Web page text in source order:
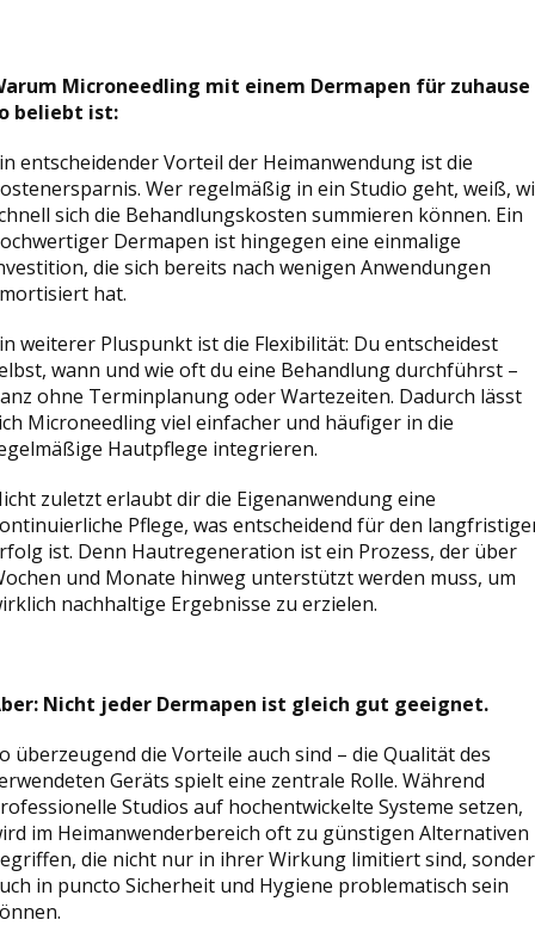
Microneedling mit einem Dermapen für zuhause
beliebt ist:
entscheidender Vorteil der Heimanwendung ist die
Wer regelmäßig in ein Studio geht, weiß,
sich die Behandlungskosten summieren können. Ein
Dermapen ist hingegen eine einmalige
die sich bereits nach wenigen Anwendungen
hat.
weiterer Pluspunkt ist die Flexibilität: Du entscheidest
wann und wie oft du eine Behandlung durchführst –
ohne Terminplanung oder Wartezeiten. Dadurch lässt
Microneedling viel einfacher und häufiger in die
Hautpflege integrieren.
zuletzt erlaubt dir die Eigenanwendung eine
Pflege, was entscheidend für den
ist. Denn Hautregeneration ist ein Prozess, der über
und Monate hinweg unterstützt werden muss, um
nachhaltige Ergebnisse zu erzielen.
Nicht jeder Dermapen ist gleich gut geeignet.
überzeugend die Vorteile auch sind – die Qualität des
Geräts spielt eine zentrale Rolle. Während
Studios auf hochentwickelte Systeme setzen,
im Heimanwenderbereich oft zu günstigen Alternativen
die nicht nur in ihrer Wirkung limitiert sind,
in puncto Sicherheit und Hygiene problematisch sein